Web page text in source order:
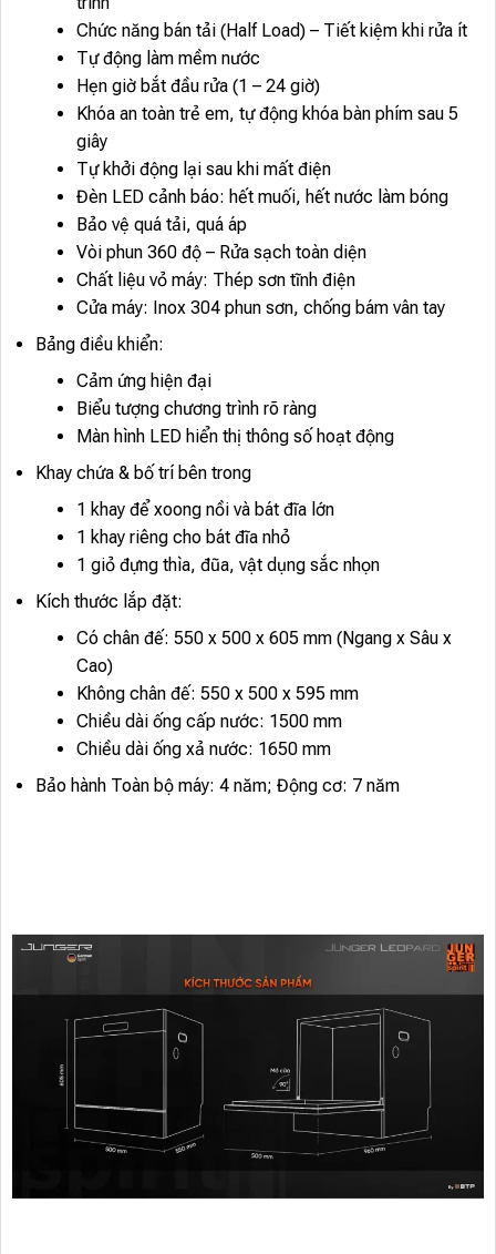
Chức năng bán tải (Half Load) – Tiết kiệm khi rửa ít
Tự động làm mềm nước
Hẹn giờ bắt đầu rửa (1 – 24 giờ)
Khóa an toàn trẻ em, tự động khóa bàn phím sau 5
giây
Tự khởi động lại sau khi mất điện
Đèn LED cảnh báo: hết muối, hết nước làm bóng
Bảo vệ quá tải, quá áp
Vòi phun 360 độ – Rửa sạch toàn diện
Chất liệu vỏ máy: Thép sơn tĩnh điện
Cửa máy: Inox 304 phun sơn, chống bám vân tay
Bảng điều khiển:
Cảm ứng hiện đại
Biểu tượng chương trình rõ ràng
Màn hình LED hiển thị thông số hoạt động
Khay chứa & bố trí bên trong
1 khay để xoong nồi và bát đĩa lớn
1 khay riêng cho bát đĩa nhỏ
1 giỏ đựng thìa, đũa, vật dụng sắc nhọn
Kích thước lắp đặt:
Có chân đế: 550 x 500 x 605 mm (Ngang x Sâu x
Cao)
Không chân đế: 550 x 500 x 595 mm
Chiều dài ống cấp nước: 1500 mm
Chiều dài ống xả nước: 1650 mm
Bảo hành Toàn bộ máy: 4 năm; Động cơ: 7 năm